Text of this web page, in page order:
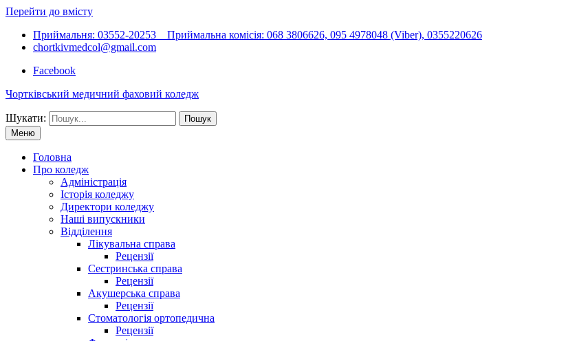
Перейти до вмісту
Приймальня: 03552-20253 Приймальна комісія: 068 3806626, 095 4978048 (Viber), 0355220626
chortkivmedcol@gmail.com
Facebook
Чортківський медичний фаховий коледж
Шукати:
Меню
Головна
Про коледж
Адміністрація
Історія коледжу
Директори коледжу
Наші випускники
Відділення
Лікувальна справа
Рецензії
Сестринська справа
Рецензії
Акушерська справа
Рецензії
Стоматологія ортопедична
Рецензії